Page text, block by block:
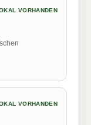
VORHANDEN
VORHANDEN